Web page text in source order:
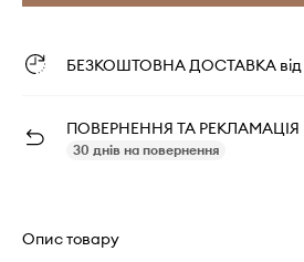
БЕЗКОШТОВНА ДОСТАВКА від
ПОВЕРНЕННЯ ТА РЕКЛАМАЦІЯ
30 днів на повернення
Опис товару